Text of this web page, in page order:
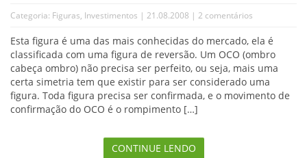
Categoria: Figuras, Investimentos | 21.08.2008 | 2 comentários
Esta figura é uma das mais conhecidas do mercado, ela é
classificada com uma figura de reversão. Um OCO (ombro
cabeça ombro) não precisa ser perfeito, ou seja, mais uma
certa simetria tem que existir para ser considerado uma
figura. Toda figura precisa ser confirmada, e o movimento de
confirmação do OCO é o rompimento […]
CONTINUE LENDO